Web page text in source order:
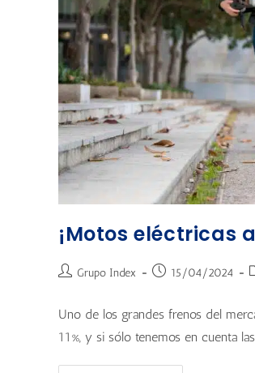
¡Motos eléctricas
Grupo Index 15/04/2024
Uno de los grandes frenos del
11%, y si sólo tenemos en cuenta